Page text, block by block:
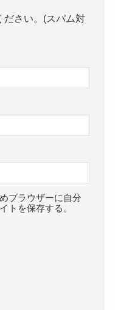
ださい。(スパム対
ブラウザーに自分
トを保存する。